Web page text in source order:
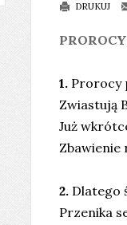
DRUKUJ
1. Prorocy
Zwiastują
Już
Zbawienie
2. Dlatego
Przenika